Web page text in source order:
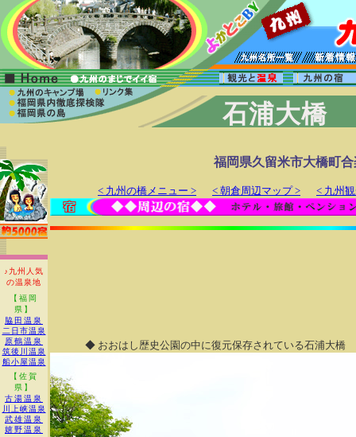
石浦大橋
♪九州人気
の温泉地
【福岡
県】
脇田温泉
二日市温泉
原鶴温泉
筑後川温泉
船小屋温泉
【佐賀
県】
古湯温泉
川上峡温泉
武雄温泉
嬉野温泉
福岡県久留米市大橋町合
< 九州の橋メニュー > < 朝倉周辺マップ > < 九州
◆ おおはし歴史公園の中に復元保存されている石浦大橋